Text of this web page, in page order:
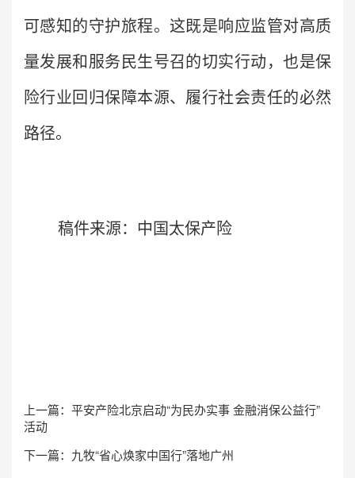
可感知的守护旅程。这既是响应监管对高质
量发展和服务民生号召的切实行动，也是保
险行业回归保障本源、履行社会责任的必然
路径。
稿件来源：中国太保产险
上一篇： 平安产险北京启动“为民办实事 金融消保公益行”
活动
下一篇： 九牧“省心焕家中国行”落地广州